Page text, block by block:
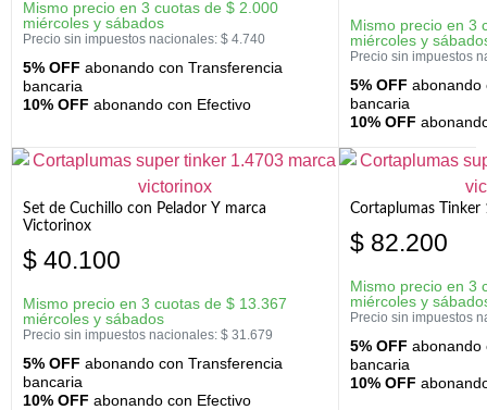
Mismo precio en 3 cuotas de $ 2.000
miércoles y sábados
Precio sin impuestos nacionales: $ 4.740
5% OFF abonando con Transferencia
bancaria
10% OFF abonando con Efectivo
Mismo precio en 3
miércoles y
Precio sin impuestos
5% OFF abonando
bancaria
10% OFF
Set de Cuchillo con Pelador Y marca
Victorinox
$ 40.100
Mismo precio en 3 cuotas de $ 13.367
miércoles y sábados
Precio sin impuestos nacionales: $ 31.679
5% OFF abonando con Transferencia
bancaria
10% OFF abonando con Efectivo
Cortaplumas
$ 82.200
Mismo precio en 3
miércoles y
Precio sin impuestos
5% OFF abonando
bancaria
10% OFF